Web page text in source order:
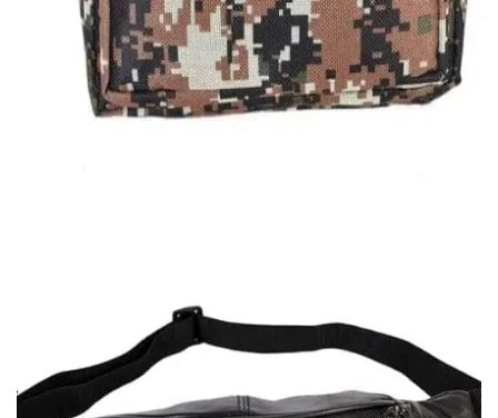
Quick View
Εξαντλημένο
ΑΝΔΡΙΚΑ ΤΣΑΝΤΑΚΙΑ ΜΕΣΗΣ
Τσαντάκι μέσης Sport